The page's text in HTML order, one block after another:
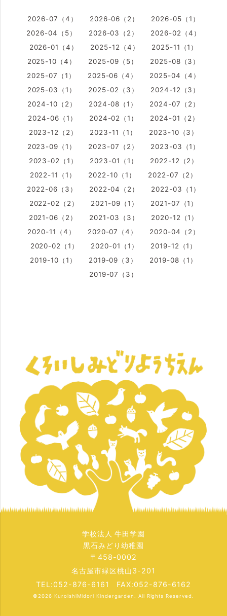
2026-07（4） 2026-06（2）
2026-05（1）
2026-04（5）
2026-03（2）
2026-02（4）
2026-01（4）
2025-12（4）
2025-11（1）
2025-10（4）
2025-09（5）
2025-08（3）
2025-07（1）
2025-06（4）
2025-04（4）
2025-03（1）
2025-02（3）
2024-12（3）
2024-10（2）
2024-08（1）
2024-07（2）
2024-06（1）
2024-02（1）
2024-01（2）
2023-12（2）
2023-11（1）
2023-10（3）
2023-09（1）
2023-07（2）
2023-03（1）
2023-02（1）
2023-01（1）
2022-12（2）
2022-11（1）
2022-10（1）
2022-07（2）
2022-06（3）
2022-04（2）
2022-03（1）
2022-02（2）
2021-09（1）
2021-07（1）
2021-06（2）
2021-03（3）
2020-12（1）
2020-11（4）
2020-07（4）
2020-04（2）
2020-02（1）
2020-01（1）
2019-12（1）
2019-10（1）
2019-09（3）
2019-08（1）
2019-07（3）
学校法人 牛田学園
黒石みどり幼稚園
〒458-0002
名古屋市緑区桃山3-201
TEL:052-876-6161 FAX:052-876-6162
©2026 KuroishiMidori Kindergarden . All Rights Reserved.